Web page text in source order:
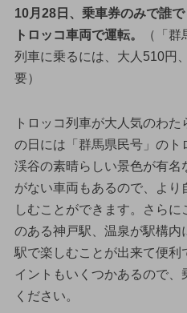
10月28日、乗車券のみで誰
トロッコ車両で運転。
（「
列車に乗るには、大人510円
要）
トロッコ列車が大人気のわ
の日には「群馬県民号」のト
渓谷の素晴らしい景色が有名
がない車両もあるので、よ
しむことができます。さら
のある神戸駅、温泉が駅構内
駅で楽しむことが出来て便利
イントもいくつかあるので、
ください。